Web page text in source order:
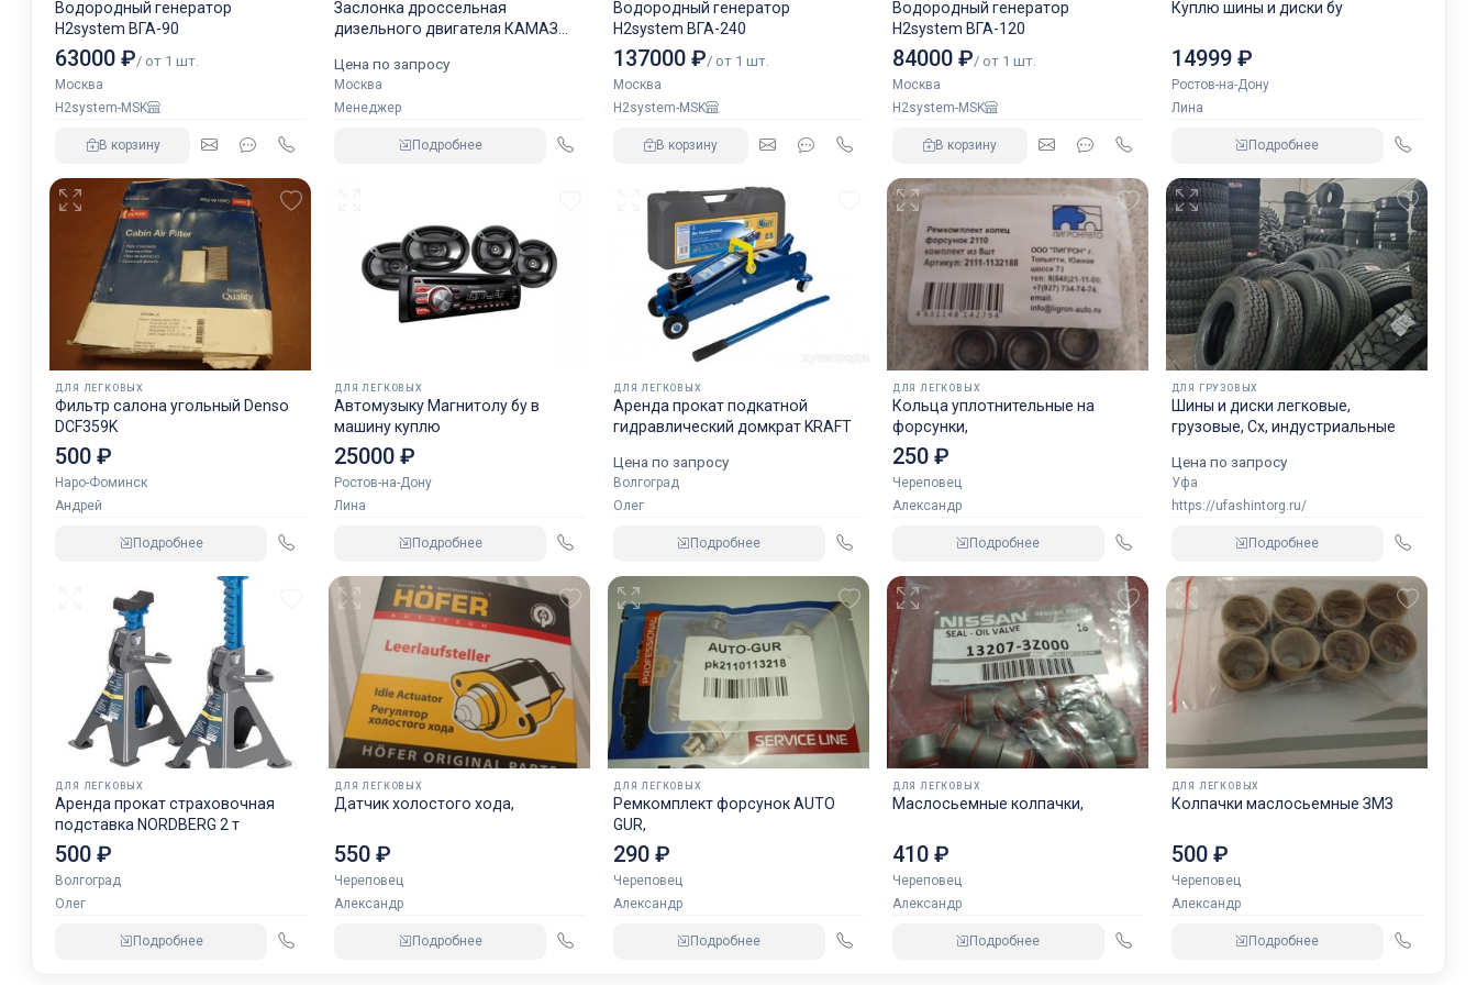
Водородный генератор
H2system ВГА-90
63000 ₽/ от 1 шт.
Москва
H2system-MSK
В корзину
Заслонка дроссельная
дизельного двигателя КАМАЗ
Цена по запросу
Москва
Менеджер
Подробнее
Водородный генератор
H2system ВГА-240
137000 ₽/ от 1 шт.
Москва
H2system-MSK
В корзину
Водородный генератор
H2system ВГА-120
84000 ₽/ от 1 шт.
Москва
H2system-MSK
В корзину
Куплю шины и диски бу
14999 ₽
Ростов-на-Дону
Лина
Подробнее
ДЛЯ ЛЕГКОВЫХ
Фильтр салона угольный Denso
DCF359K
500 ₽
Наро-Фоминск
Андрей
Подробнее
ДЛЯ ЛЕГКОВЫХ
Автомузыку Магнитолу бу в
машину куплю
25000 ₽
Ростов-на-Дону
Лина
Подробнее
ДЛЯ ЛЕГКОВЫХ
Аренда прокат подкатной
гидравлический домкрат KRAFT
Цена по запросу
Волгоград
Олег
Подробнее
ДЛЯ ЛЕГКОВЫХ
Кольца уплотнительные на
форсунки,
250 ₽
Череповец
Александр
Подробнее
ДЛЯ ГРУЗОВЫХ
Шины и диски легковые,
грузовые, Сх, индустриальные
Цена по запросу
Уфа
https://ufashintorg.ru/
Подробнее
ДЛЯ ЛЕГКОВЫХ
Аренда прокат страховочная
подставка NORDBERG 2 т
500 ₽
Волгоград
Олег
Подробнее
ДЛЯ ЛЕГКОВЫХ
Датчик холостого хода,
550 ₽
Череповец
Александр
Подробнее
ДЛЯ ЛЕГКОВЫХ
Ремкомплект форсунок AUTO
GUR,
290 ₽
Череповец
Александр
Подробнее
ДЛЯ ЛЕГКОВЫХ
Маслосьемные колпачки,
410 ₽
Череповец
Александр
Подробнее
ДЛЯ ЛЕГКОВЫХ
Колпачки маслосьемные ЗМЗ
500 ₽
Череповец
Александр
Подробнее